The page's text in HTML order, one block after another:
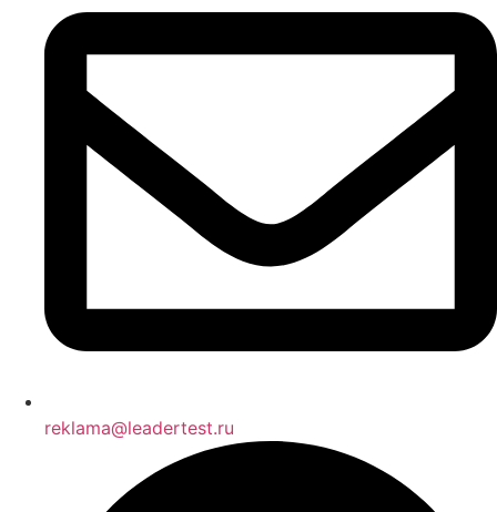
reklama@leadertest.ru